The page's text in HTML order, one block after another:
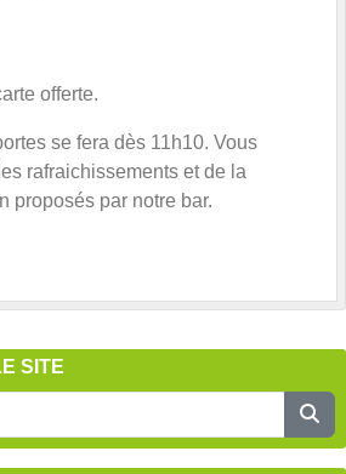
offerte.
se fera dès 11h10. Vous
rafraichissements et de la
proposés par notre bar.
SITE